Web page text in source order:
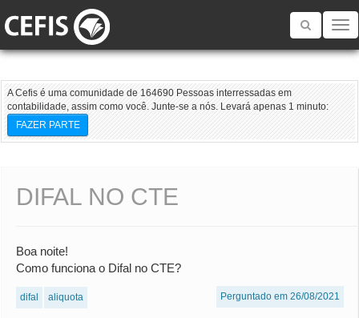
Toggle
A Cefis é uma comunidade de 164690 Pessoas interressadas em
contabilidade, assim como você. Junte-se a nós. Levará apenas 1 minuto:
FAZER PARTE
DIFAL NO CTE
Boa noite!
Como funciona o Difal no CTE?
difal aliquota Perguntado em 26/08/2021